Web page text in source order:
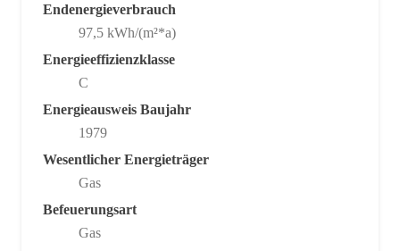
Endenergieverbrauch
97,5 kWh/(m²*a)
Energieeffizienzklasse
C
Energieausweis Baujahr
1979
Wesentlicher Energieträger
Gas
Befeuerungsart
Gas